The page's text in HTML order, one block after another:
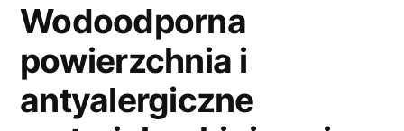
Wodoodporna
powierzchnia i
antyalergiczne